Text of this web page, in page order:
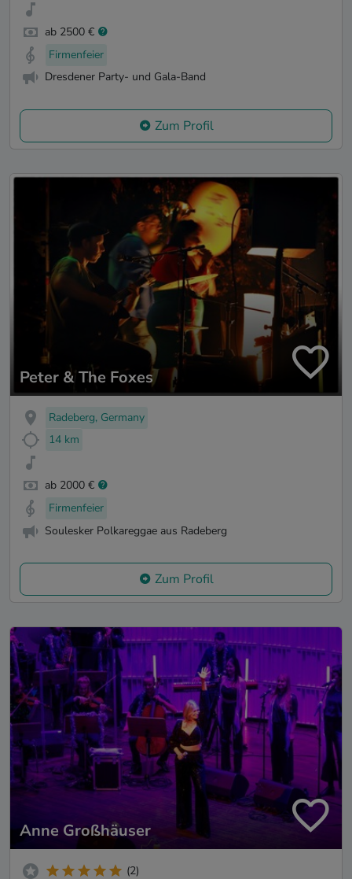
ab 2500 €
Firmenfeier
Dresdener Party- und Gala-Band
Zum Profil
Peter & The Foxes
Radeberg, Germany
14 km
ab 2000 €
Firmenfeier
Soulesker Polkareggae aus Radeberg
Zum Profil
Anne Großhäuser
(2)